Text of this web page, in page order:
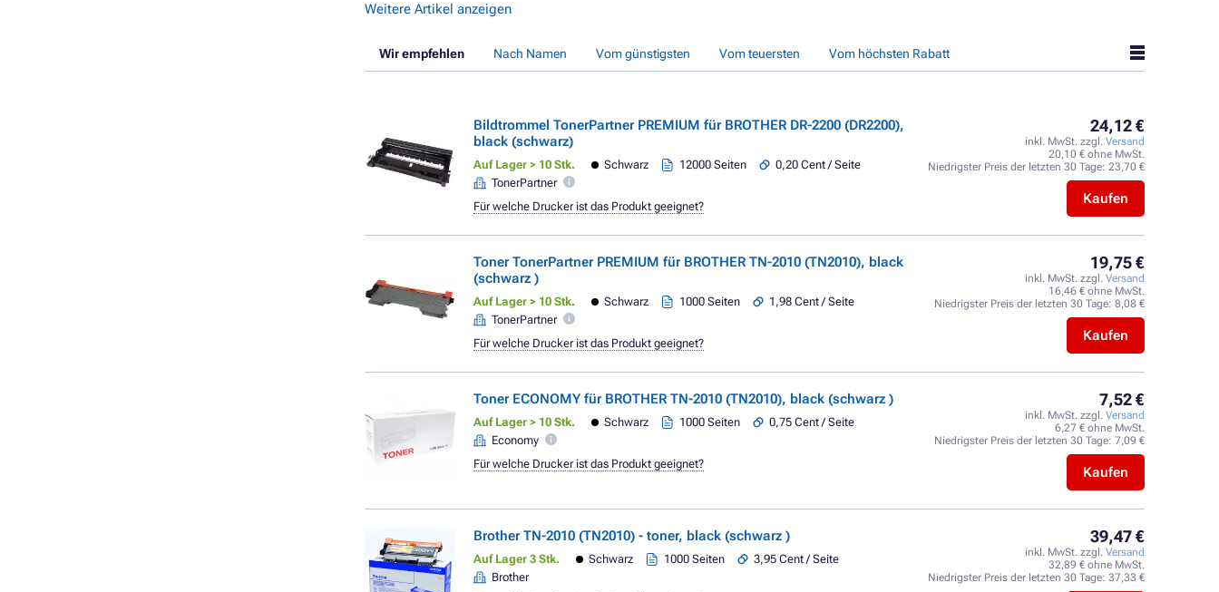
Weitere Artikel anzeigen
Wir empfehlen Nach Namen Vom günstigsten Vom teuersten Vom höchsten Rabatt
Bildtrommel TonerPartner PREMIUM für BROTHER DR-2200 (DR2200),
black (schwarz)
Auf Lager > 10 Stk. Schwarz 12000 Seiten
0,20 Cent / Seite
TonerPartner
24,12 €
inkl. MwSt. zzgl. Versand
20,10 € ohne MwSt.
Niedrigster Preis der letzten 30 Tage: 23,70 €
Kaufen
Für welche Drucker ist das Produkt geeignet?
Toner TonerPartner PREMIUM für BROTHER TN-2010 (TN2010), black
(schwarz )
Auf Lager > 10 Stk. Schwarz 1000 Seiten
1,98 Cent / Seite
TonerPartner
19,75 €
inkl. MwSt. zzgl. Versand
16,46 € ohne MwSt.
Niedrigster Preis der letzten 30 Tage: 8,08 €
Kaufen
Für welche Drucker ist das Produkt geeignet?
Toner ECONOMY für BROTHER TN-2010 (TN2010), black (schwarz )
Auf Lager > 10 Stk. Schwarz 1000 Seiten
0,75 Cent / Seite
Economy
7,52 €
inkl. MwSt. zzgl. Versand
6,27 € ohne MwSt.
Niedrigster Preis der letzten 30 Tage: 7,09 €
Kaufen
Für welche Drucker ist das Produkt geeignet?
Brother TN-2010 (TN2010) - toner, black (schwarz )
Auf Lager 3 Stk. Schwarz 1000 Seiten
3,95 Cent / Seite
Brother
39,47 €
inkl. MwSt. zzgl. Versand
32,89 € ohne MwSt.
Niedrigster Preis der letzten 30 Tage: 37,33 €